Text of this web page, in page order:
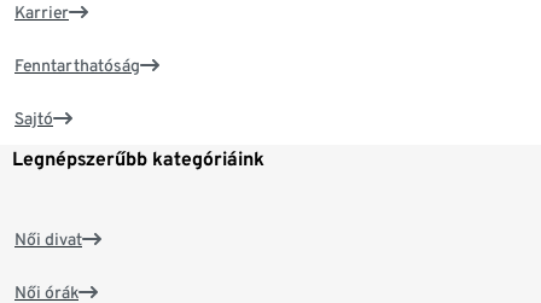
Karrier
Fenntarthatóság
Sajtó
Legnépszerűbb kategóriáink
Női divat
Női órák